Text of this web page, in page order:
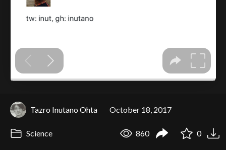
Tazro Inutano Ohta October 18, 2017
Science 860 0